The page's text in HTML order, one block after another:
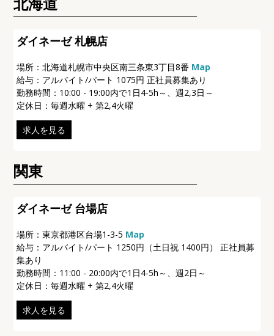
ダイネーゼ 札幌店
場所：北海道札幌市中央区南三条東3丁目8番 Map
給与：アルバイト/パート 1075円 正社員募集あり
勤務時間：10:00 - 19:00内で1日4-5h～、週2,3日～
定休日：毎週水曜 + 第2,4火曜
求人を見る
関東
ダイネーゼ 台場店
場所：東京都港区台場1-3-5 Map
給与：アルバイト/パート 1250円（土日祝 1400円） 正社員募
集あり
勤務時間：11:00 - 20:00内で1日4-5h～、週2日～
定休日：毎週水曜 + 第2,4火曜
求人を見る